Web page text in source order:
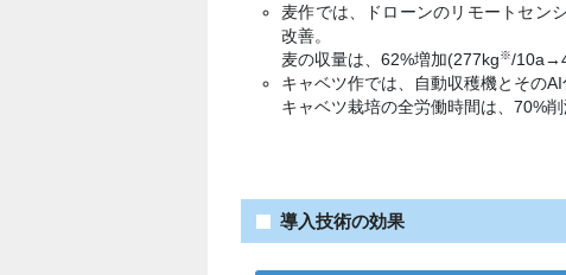
麦作では、ドローンのリモートセン
改善。
麦の収量は、62%増加(277kg※/
キャベツ作では、自動収穫機とその
キャベツ栽培の全労働時間は、70%
導入技術の効果